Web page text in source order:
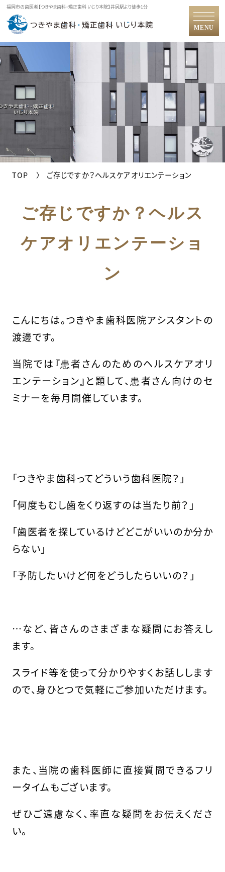
福岡市の歯医者【つきやま歯科・矯正歯科 いじり本院】井尻駅より徒歩1分
TOP ご存じですか？ヘルスケアオリエンテーション
ご存じですか？ヘルス
ケアオリエンテーショ
ン
こんにちは。つきやま歯科医院アシスタントの
渡邊です。
当院では『患者さんのためのヘルスケアオリ
エンテーション』と題して、患者さん向けのセ
ミナーを毎月開催しています。
「つきやま歯科ってどういう歯科医院？」
「何度もむし歯をくり返すのは当たり前？」
「歯医者を探しているけどどこがいいのか分か
らない」
「予防したいけど何をどうしたらいいの？」
…など、皆さんのさまざまな疑問にお答えし
ます。
スライド等を使って分かりやすくお話しします
ので、身ひとつで気軽にご参加いただけます。
また、当院の歯科医師に直接質問できるフリ
ータイムもございます。
ぜひご遠慮なく、率直な疑問をお伝えくださ
い。
MENU